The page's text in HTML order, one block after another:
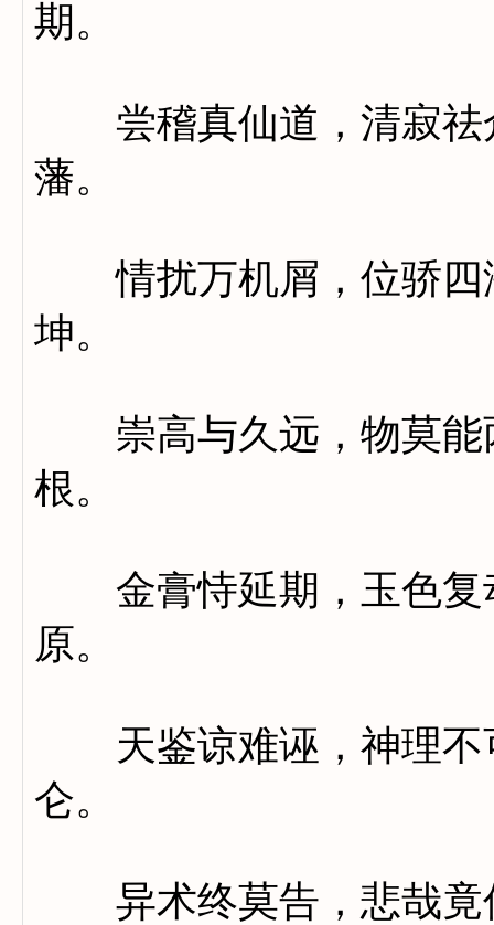
期。
尝稽真仙道，清寂祛
藩。
情扰万机屑，位骄四
坤。
崇高与久远，物莫能
根。
金膏恃延期，玉色复
原。
天鉴谅难诬，神理不
仑。
异术终莫告，悲哉竟